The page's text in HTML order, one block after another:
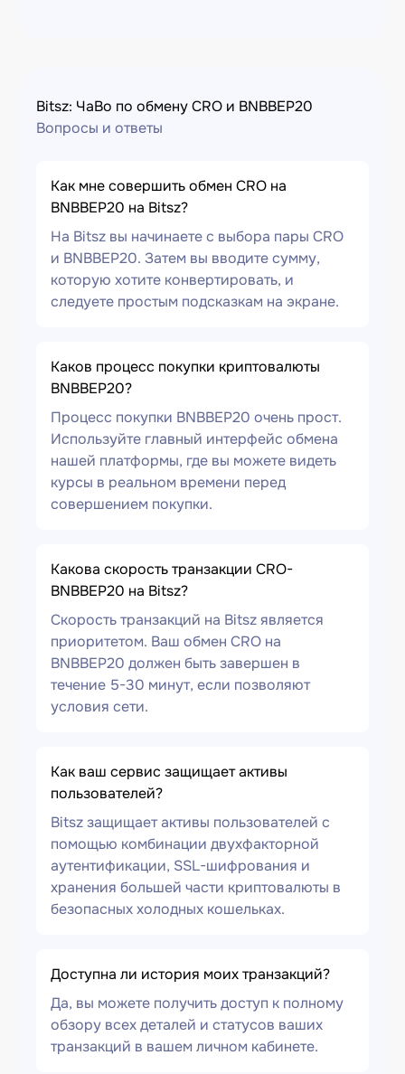
Bitsz: ЧаВо по обмену CRO и BNBBEP20
Вопросы и ответы
Как мне совершить обмен CRO на
BNBBEP20 на Bitsz?
На Bitsz вы начинаете с выбора пары CRO
и BNBBEP20. Затем вы вводите сумму,
которую хотите конвертировать, и
следуете простым подсказкам на экране.
Каков процесс покупки криптовалюты
BNBBEP20?
Процесс покупки BNBBEP20 очень прост.
Используйте главный интерфейс обмена
нашей платформы, где вы можете видеть
курсы в реальном времени перед
совершением покупки.
Какова скорость транзакции CRO-
BNBBEP20 на Bitsz?
Скорость транзакций на Bitsz является
приоритетом. Ваш обмен CRO на
BNBBEP20 должен быть завершен в
течение 5-30 минут, если позволяют
условия сети.
Как ваш сервис защищает активы
пользователей?
Bitsz защищает активы пользователей с
помощью комбинации двухфакторной
аутентификации, SSL-шифрования и
хранения большей части криптовалюты в
безопасных холодных кошельках.
Доступна ли история моих транзакций?
Да, вы можете получить доступ к полному
обзору всех деталей и статусов ваших
транзакций в вашем личном кабинете.